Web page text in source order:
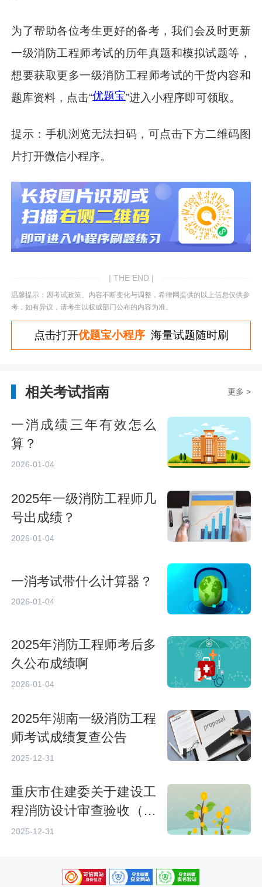
为了帮助各位考生更好的备考，我们会及时更新
一级消防工程师考试的历年真题和模拟试题等，
想要获取更多一级消防工程师考试的干货内容和
题库资料，点击“优题宝”进入小程序即可领取。
提示：手机浏览无法扫码，可点击下方二维码图
片打开微信小程序。
| THE END |
温馨提示：因考试政策、内容不断变化与调整，希律网提供的以上信息仅供参
考，如有异议，请考生以权威部门公布的内容为准。
点击打开优题宝小程序海量试题随时刷
相关考试指南 更多 >
一消成绩三年有效怎么
算？
2026-01-04
2025年一级消防工程师几
号出成绩？
2026-01-04
一消考试带什么计算器？
2026-01-04
2025年消防工程师考后多
久公布成绩啊
2026-01-04
2025年湖南一级消防工程
师考试成绩复查公告
2025-12-31
重庆市住建委关于建设工
程消防设计审查验收（备
案）实行电子证照的通知
2025-12-31